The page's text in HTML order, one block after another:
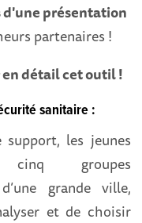
présentation
partenaires !
détail cet outil !
sanitaire :
les jeunes
cinq groupes
grande ville,
et de choisir